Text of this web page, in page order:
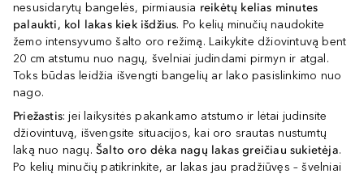
nesusidarytų bangelės, pirmiausia reikėtų kelias minutes
palaukti, kol lakas kiek išdžius. Po kelių minučių naudokite
žemo intensyvumo šalto oro režimą. Laikykite džiovintuvą bent
20 cm atstumu nuo nagų, švelniai judindami pirmyn ir atgal.
Toks būdas leidžia išvengti bangelių ar lako pasislinkimo nuo
nago.
Priežastis: jei laikysitės pakankamo atstumo ir lėtai judinsite
džiovintuvą, išvengsite situacijos, kai oro srautas nustumtų
laką nuo nagų. Šalto oro dėka nagų lakas greičiau sukietėja.
Po kelių minučių patikrinkite, ar lakas jau pradžiūvęs – švelniai